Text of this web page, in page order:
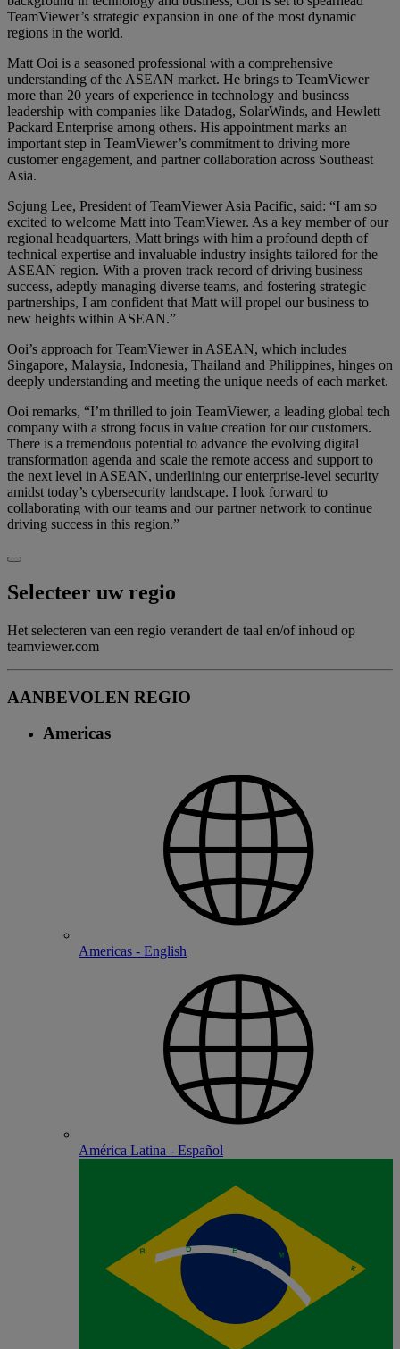
TeamViewer’s strategic expansion in one of the most dynamic
regions in the world.
Matt Ooi is a seasoned professional with a comprehensive
understanding of the ASEAN market. He brings to TeamViewer
more than 20 years of experience in technology and business
leadership with companies like Datadog, SolarWinds, and Hewlett
Packard Enterprise among others. His appointment marks an
important step in TeamViewer’s commitment to driving more
customer engagement, and partner collaboration across Southeast
Asia.
Sojung Lee, President of TeamViewer Asia Pacific, said: “I am so
excited to welcome Matt into TeamViewer. As a key member of our
regional headquarters, Matt brings with him a profound depth of
technical expertise and invaluable industry insights tailored for the
ASEAN region. With a proven track record of driving business
success, adeptly managing diverse teams, and fostering strategic
partnerships, I am confident that Matt will propel our business to
new heights within ASEAN.”
Ooi’s approach for TeamViewer in ASEAN, which includes
Singapore, Malaysia, Indonesia, Thailand and Philippines, hinges on
deeply understanding and meeting the unique needs of each market.
Ooi remarks, “I’m thrilled to join TeamViewer, a leading global tech
company with a strong focus in value creation for our customers.
There is a tremendous potential to advance the evolving digital
transformation agenda and scale the remote access and support to
the next level in ASEAN, underlining our enterprise-level security
amidst today’s cybersecurity landscape. I look forward to
collaborating with our teams and our partner network to continue
driving success in this region.”
Selecteer uw regio
Het selecteren van een regio verandert de taal en/of inhoud op
teamviewer.com
AANBEVOLEN REGIO
Americas
Americas - English
América Latina - Español